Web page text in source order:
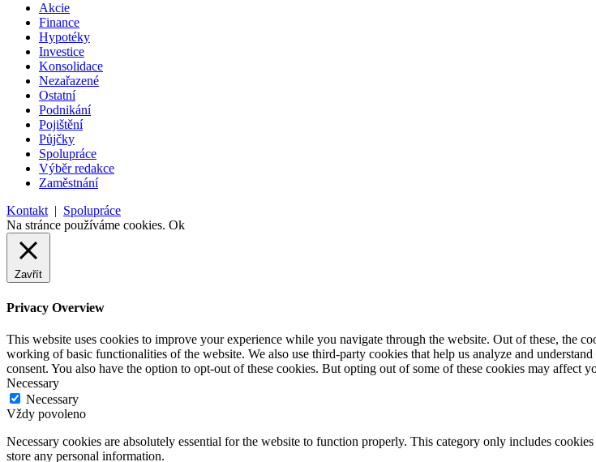
Akcie
Finance
Hypotéky
Investice
Konsolidace
Nezařazené
Ostatní
Podnikání
Pojištění
Půjčky
Spolupráce
Výběr redakce
Zaměstnání
Kontakt | Spolupráce
Na stránce používáme cookies. Ok
Zavřít
Privacy Overview
This website uses cookies to improve your experience while you navigate through the website. Out of these, the
working of basic functionalities of the website. We also use third-party cookies that help us analyze and
consent. You also have the option to opt-out of these cookies. But opting out of some of these cookies may affect
Necessary
Necessary
Vždy povoleno
Necessary cookies are absolutely essential for the website to function properly. This category only includes
store any personal information.